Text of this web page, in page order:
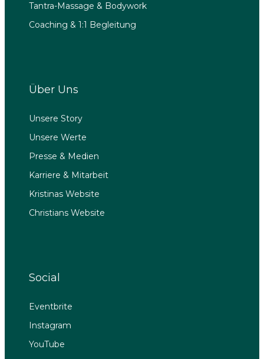
Tantra-Massage & Bodywork
Coaching & 1:1 Begleitung
Über Uns
Unsere Story
Unsere Werte
Presse & Medien
Karriere & Mitarbeit
Kristinas Website
Christians Website
Social
Eventbrite
Instagram
YouTube